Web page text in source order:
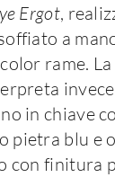
Ergot,
a
rame. La
in chiave
pietra blu e
con finitura